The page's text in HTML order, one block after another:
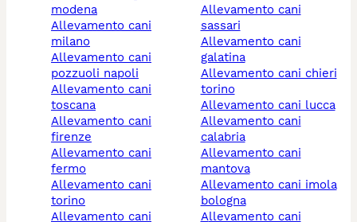
modena
allevamento cani
milano
allevamento cani
pozzuoli napoli
allevamento cani
toscana
allevamento cani
firenze
allevamento cani
fermo
allevamento cani
torino
allevamento cani
allevamento cani
sassari
allevamento cani
galatina
allevamento cani chieri
torino
allevamento cani lucca
allevamento cani
calabria
allevamento cani
mantova
allevamento cani imola
bologna
allevamento cani